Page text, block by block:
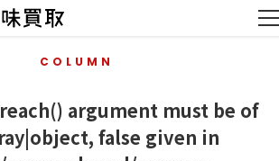
COLUMN
argument must be of
false given in